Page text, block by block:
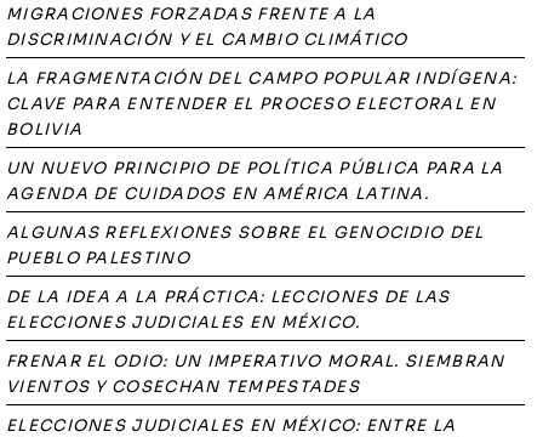
MIGRACIONES FORZADAS FRENTE A LA
DISCRIMINACIÓN Y EL CAMBIO CLIMÁTICO
LA FRAGMENTACIÓN DEL CAMPO POPULAR INDÍGENA:
CLAVE PARA ENTENDER EL PROCESO ELECTORAL EN
BOLIVIA
UN NUEVO PRINCIPIO DE POLÍTICA PÚBLICA PARA LA
AGENDA DE CUIDADOS EN AMÉRICA LATINA.
ALGUNAS REFLEXIONES SOBRE EL GENOCIDIO DEL
PUEBLO PALESTINO
DE LA IDEA A LA PRÁCTICA: LECCIONES DE LAS
ELECCIONES JUDICIALES EN MÉXICO.
FRENAR EL ODIO: UN IMPERATIVO MORAL. SIEMBRAN
VIENTOS Y COSECHAN TEMPESTADES
ELECCIONES JUDICIALES EN MÉXICO: ENTRE LA